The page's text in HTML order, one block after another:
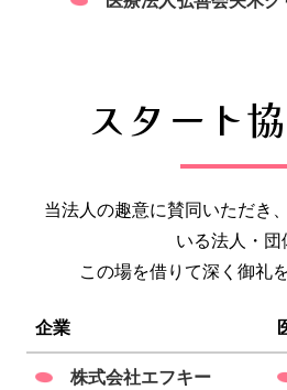
スタート
当法人の趣意に賛同いただき
いる法人・団
この場を借りて深く御礼
企業
株式会社エフキー